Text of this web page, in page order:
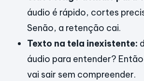
áudio é rápido, cortes
Senão, a retenção cai.
Texto na tela inexistente:
áudio para entender?
vai sair sem compreender.